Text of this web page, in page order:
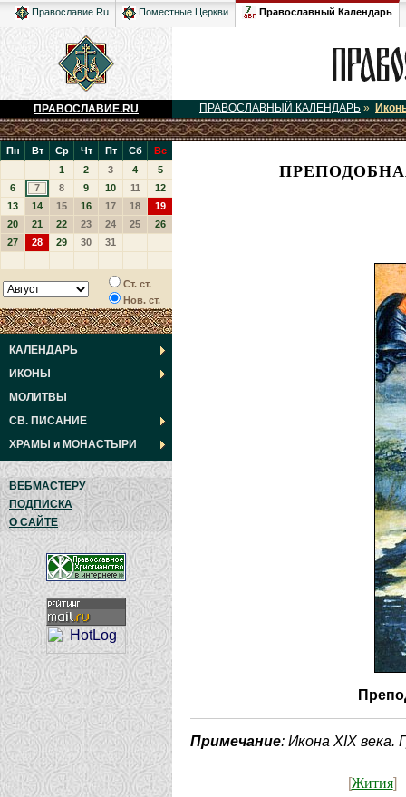
Православие.Ru Поместные Церкви Православный Календарь
ПРАВОСЛАВИЕ.RU ПРАВОСЛАВНЫЙ КАЛЕНДАРЬ »
Пн Вт Ср Чт Пт Сб
Вс
1
2 3 4
5
6
7 8 9 10 11
12
13
14 15 16 17 18
19
20
21 22 23 24 25
26
27
28 29 30 31
Ст. ст.
Нов. ст.
КАЛЕНДАРЬ
ИКОНЫ
МОЛИТВЫ
СВ. ПИСАНИЕ
ХРАМЫ и МОНАСТЫРИ
ВЕБМАСТЕРУ
ПОДПИСКА
О САЙТЕ
Примечание: Икона XIX века.
[Жития]